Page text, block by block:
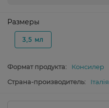
Размеры
3,5 мл
Формат продукта:
Консилер
Страна-производитель:
Італія